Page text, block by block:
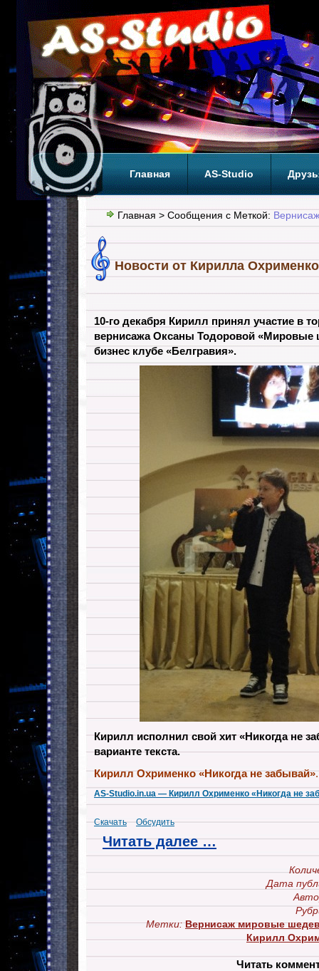
Главная AS-Studio
Теги ТОП
Главная > Сообщения с Меткой:
Новости от Кирилла
10-го декабря Кирилл принял участие в
вернисажа Оксаны Тодоровой «Мировые
бизнес клубе «Белгравия».
Кирилл исполнил свой хит «Никогда не
варианте текста.
Кирилл Охрименко «Никогда не забывай»
AS-Studio.in.ua — Кирилл Охрименко «Никогда не
Скачать Обсудить
Читать далее …
Дата
Метки: Вернисаж мировые
Кирилл
Читать